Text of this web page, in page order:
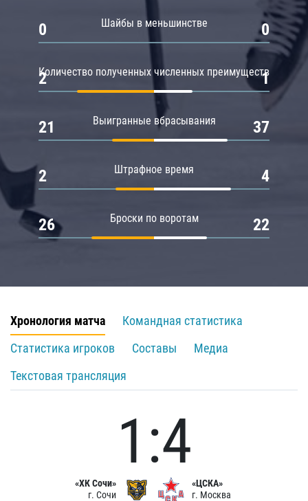
Шайбы в меньшинстве
0 0
Количество полученных численных преимуществ
2 1
Выигранные вбрасывания
21 37
Штрафное время
2 4
Броски по воротам
26 22
Хронология матча
Командная статистика
Статистика игроков
Составы
Медиа
Текстовая трансляция
«ХК Сочи»
г. Сочи
1:4
«ЦСКА»
г. Москва